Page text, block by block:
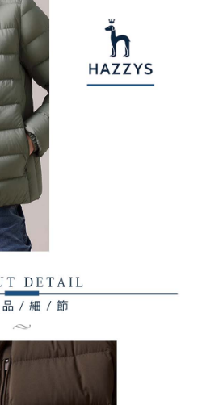
提供之「AFTEE先享後付」服務完成之交
個人資料，並將交易相關給付款項請求債
以下網址：
代理人或監護人之同意方可使用
申辦者引起之損失，本公司不負相關責
將依據個別帳號之用戶狀況，依本公司即
有額度不足之情形，本公司將視審查結果
他人資訊註冊。若發現惡意使用之情形，
該用戶之使用額度並採取法律行動。